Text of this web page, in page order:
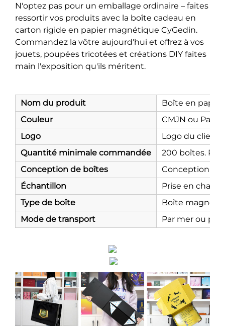
N'optez pas pour un emballage ordinaire – faites
ressortir vos produits avec la boîte cadeau en
carton rigide en papier magnétique CyGedin.
Commandez la vôtre aujourd'hui et offrez à vos
jouets, poupées tricotées et créations DIY faites
main l'exposition qu'ils méritent.
Nom du produit
Boîte en papier
Couleur
CMJN ou
Logo
Logo du client
Quantité minimale commandée
200 boîtes.
Conception de boîtes
Conception
Échantillon
Prise en
Type de boîte
Boîte
Mode de transport
Par mer ou par